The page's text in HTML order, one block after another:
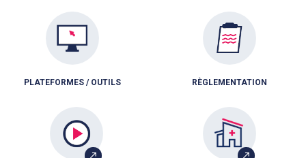
PLATEFORMES / OUTILS RÈGLEMENTATION